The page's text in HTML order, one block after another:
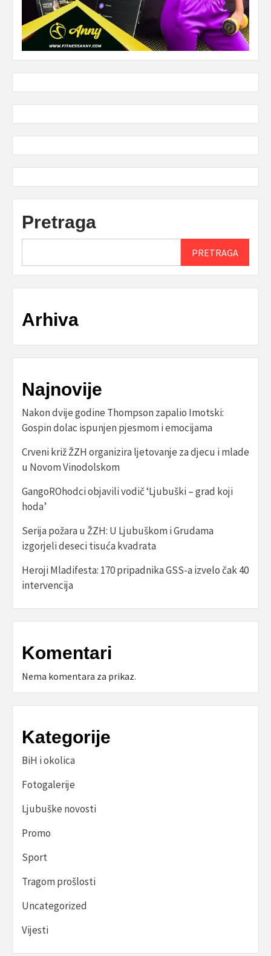
Pretraga
PRETRAGA
Arhiva
Najnovije
Nakon dvije godine Thompson zapalio Imotski:
Gospin dolac ispunjen pjesmom i emocijama
Crveni križ ŽZH organizira ljetovanje za djecu i mlade
u Novom Vinodolskom
GangoROhodci objavili vodič ‘Ljubuški – grad koji
hoda’
Serija požara u ŽZH: U Ljubuškom i Grudama
izgorjeli deseci tisuća kvadrata
Heroji Mladifesta: 170 pripadnika GSS-a izvelo čak 40
intervencija
Komentari
Nema komentara za prikaz.
Kategorije
BiH i okolica
Fotogalerije
Ljubuške novosti
Promo
Sport
Tragom prošlosti
Uncategorized
Vijesti